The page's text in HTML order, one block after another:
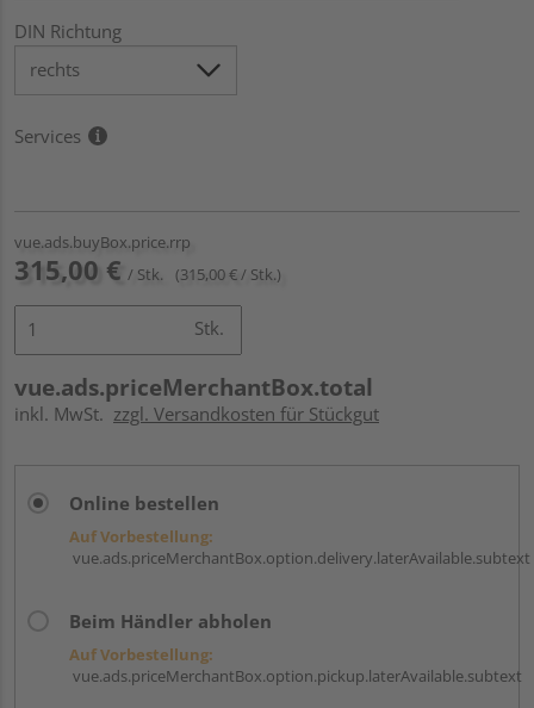
DIN Richtung
Services
vue.ads.buyBox.price.rrp
315,00 € / Stk. (315,00 € / Stk.)
Stk.
vue.ads.priceMerchantBox.total
inkl. MwSt. zzgl. Versandkosten für Stückgut
Online bestellen
Auf Vorbestellung:
vue.ads.priceMerchantBox.option.delivery.laterAvailable.subtext
Beim Händler abholen
Auf Vorbestellung:
vue.ads.priceMerchantBox.option.pickup.laterAvailable.subtext